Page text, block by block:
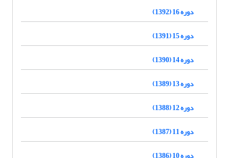
دوره 16 (1392)
دوره 15 (1391)
دوره 14 (1390)
دوره 13 (1389)
دوره 12 (1388)
دوره 11 (1387)